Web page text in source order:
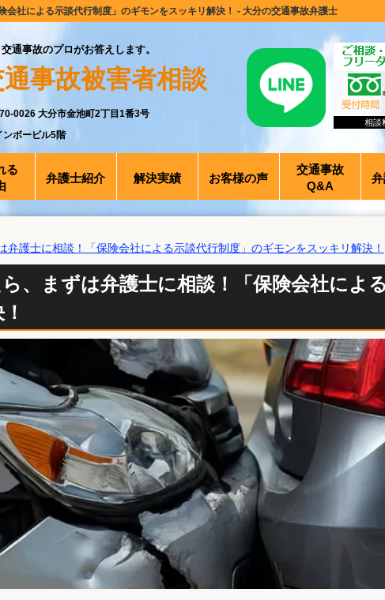
会社による示談代行制度」のギモンをスッキリ解決！ - 大分の交通事故弁護士
通事故のプロがお答えします。
事故被害者相談
0026 大分市金池町2丁目1番3号
ンボービル5階
相談
る
弁護士紹介 解決実績 お客様の声
交通事故
Q&A
弁護士に相談！「保険会社による示談代行制度」のギモンをスッキリ解決！
、まずは弁護士に相談！「保険会社によ